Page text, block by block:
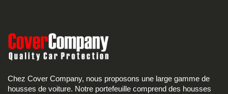
Chez Cover Company, nous proposons une large gamme de
housses de voiture. Notre portefeuille comprend des housses